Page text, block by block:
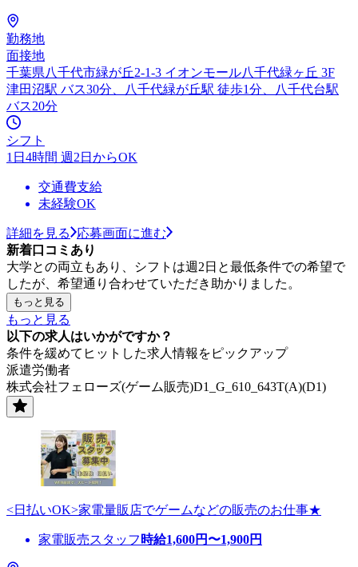
勤務地
面接地
千葉県八千代市緑が丘2-1-3 イオンモール八千代緑ヶ丘 3F
津田沼駅 バス30分、八千代緑が丘駅 徒歩1分、八千代台駅
バス20分
シフト
1日4時間 週2日からOK
交通費支給
未経験OK
詳細を見る
応募画面に進む
新着口コミあり
大学との両立もあり、シフトは週2日と最低条件での希望で
したが、希望通り合わせていただき助かりました。
もっと見る
もっと見る
以下の求人はいかがですか？
条件を緩めてヒットした求人情報をピックアップ
派遣労働者
株式会社フェローズ(ゲーム販売)D1_G_610_643T(A)(D1)
<日払いOK>家電量販店でゲームなどの販売のお仕事★
家電販売スタッフ 時給1,600円〜1,900円